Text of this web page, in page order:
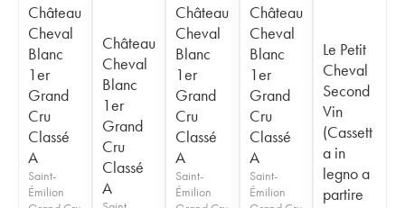
Château
Cheval
Blanc
1er
Grand
Cru
Classé
A
Saint-
Émilion
Château
Cheval
Blanc
1er
Grand
Cru
Classé
A
Château
Cheval
Blanc
1er
Grand
Cru
Classé
A
Saint-
Émilion
Château
Cheval
Blanc
1er
Grand
Cru
Classé
A
Saint-
Émilion
Le Petit
Cheval
Second
Vin
(Cassett
a in
legno a
partire